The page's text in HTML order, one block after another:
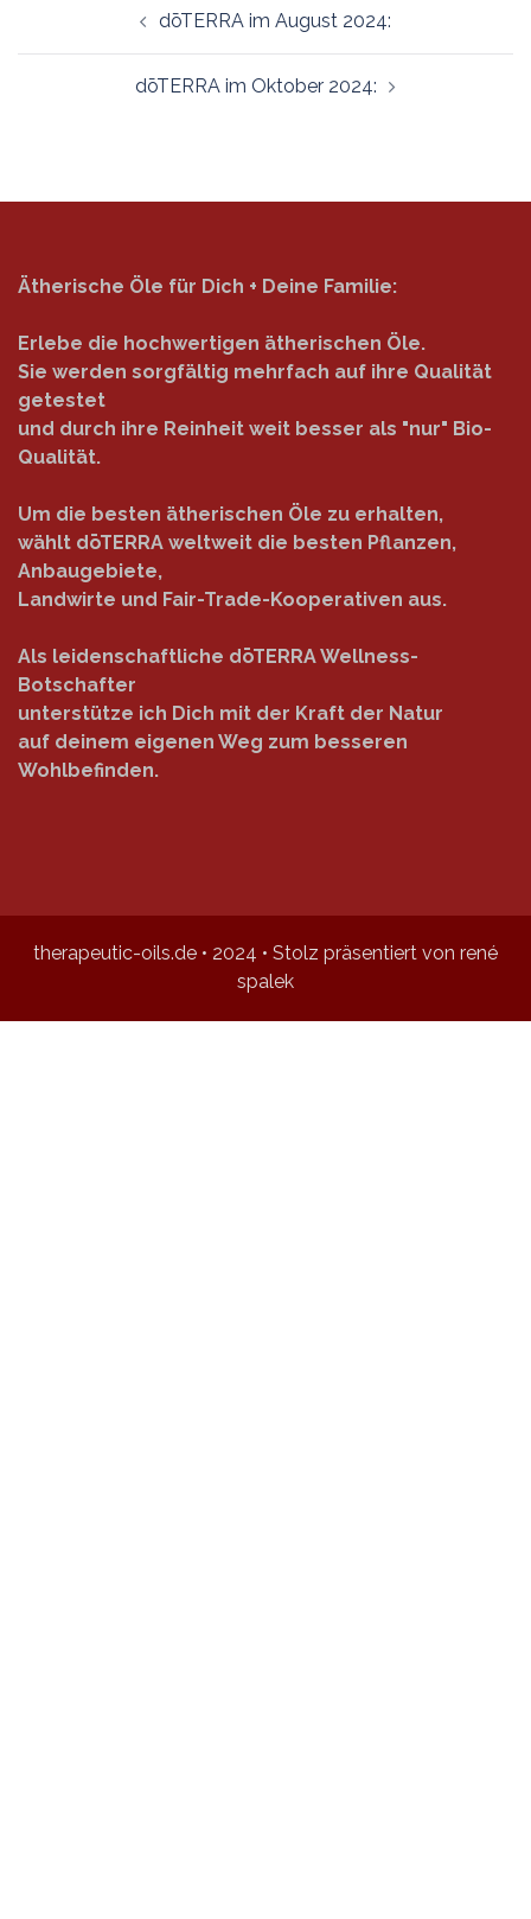
dōTERRA im August 2024:
dōTERRA im Oktober 2024:
Ätherische Öle für Dich + Deine Familie:
Erlebe die hochwertigen ätherischen Öle.
Sie werden sorgfältig mehrfach auf ihre Qualität
getestet
und durch ihre Reinheit weit besser als "nur" Bio-
Qualität.
Um die besten ätherischen Öle zu erhalten,
wählt dōTERRA weltweit die besten Pflanzen,
Anbaugebiete,
Landwirte und Fair-Trade-Kooperativen aus.
Als leidenschaftliche dōTERRA Wellness-
Botschafter
unterstütze ich Dich mit der Kraft der Natur
auf deinem eigenen Weg zum besseren
Wohlbefinden.
therapeutic-oils.de • 2024 • Stolz präsentiert von rené
spalek